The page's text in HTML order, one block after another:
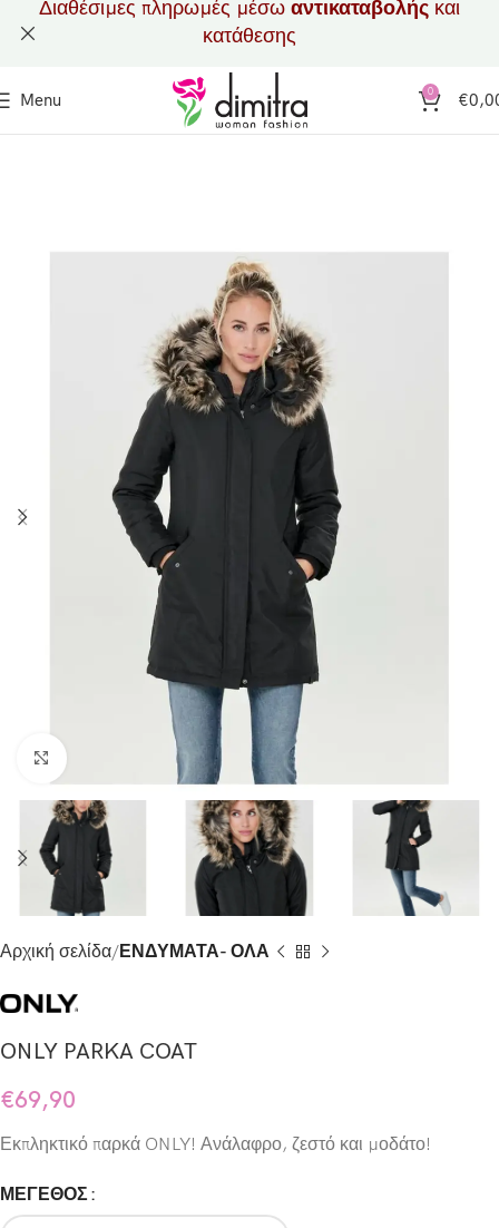
Menu 0 €
Click to enlarge
Αρχική σελίδα ΕΝΔΥΜΑΤΑ- ΟΛΑ
ONLY PARKA COAT
€69,90
Εκπληκτικό παρκά ONLY! Ανάλαφρο, ζεστό και μοδάτο!
ΜΕΓΕΘΟΣ
Διαθέσιμες πληρωμές μέσω αντικαταβολής και
κατάθεσης